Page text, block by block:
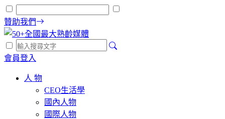
贊助我們
會員登入
人 物
CEO生活學
國內人物
國際人物